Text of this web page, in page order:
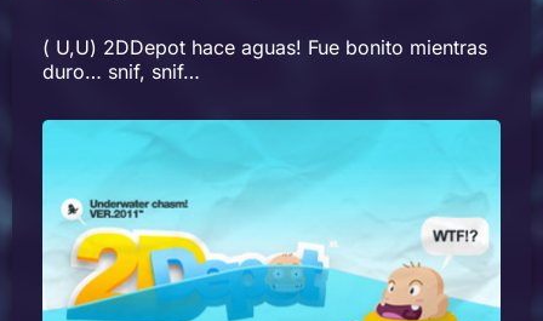
( U,U) 2DDepot hace aguas! Fue bonito mientras
duro… snif, snif…